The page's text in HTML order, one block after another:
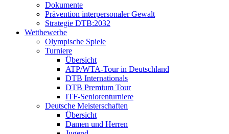
Dokumente
Prävention interpersonaler Gewalt
Strategie DTB:2032
Wettbewerbe
Olympische Spiele
Turniere
Übersicht
ATP/WTA-Tour in Deutschland
DTB Internationals
DTB Premium Tour
ITF-Seniorenturniere
Deutsche Meisterschaften
Übersicht
Damen und Herren